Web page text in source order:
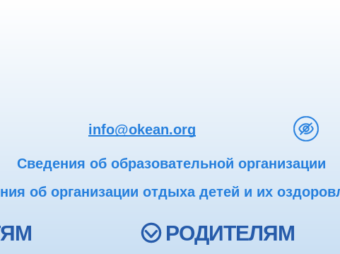
info@okean.org
Сведения об образовательной организации
об организации отдыха детей и их
РОДИТЕЛЯМ